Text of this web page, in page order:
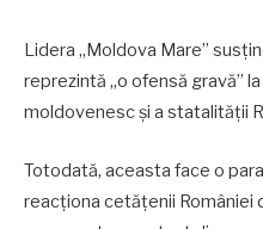
Lidera „Moldova Mare”
reprezintă „o ofensă gravă”
moldovenesc și a statalității
Totodată, aceasta face o
reacționa cetățenii României